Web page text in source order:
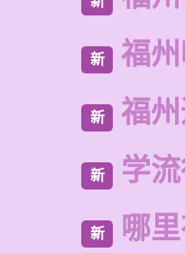
新 福
新 福
新 学
新 哪